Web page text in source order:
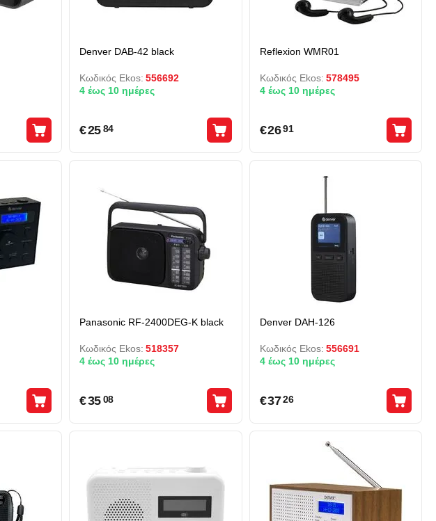
Denver DAB-42 black
Κωδικός Ekos: 556692
4 έως 10 ημέρες
€25 84
Reflexion WMR01
Κωδικός Ekos: 578495
4 έως 10 ημέρες
€26 91
Panasonic RF-2400DEG-K black
Κωδικός Ekos: 518357
4 έως 10 ημέρες
€35 08
Denver DAH-126
Κωδικός Ekos: 556691
4 έως 10 ημέρες
€37 26